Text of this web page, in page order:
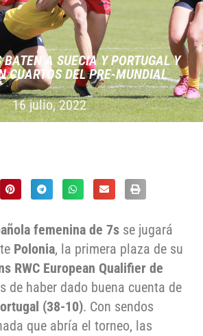
A SUECIA Y PORTUGAL Y
CUARTOS DEL PRE-MUNDIAL
16 julio, 2022
femenina de 7s se jugará
Polonia, la primera plaza de su
RWC European Qualifier de
de haber dado buena cuenta de
(38-10). Con sendos
que abría el torneo, las